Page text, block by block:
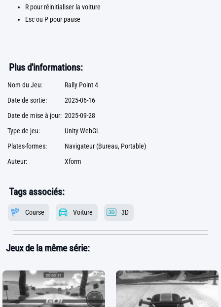
R pour réinitialiser la voiture
Esc ou P pour pause
Plus d'informations:
Nom du Jeu:
Rally Point 4
Date de sortie:
2025-06-16
Date de mise à jour: 2025-09-28
Type de jeu:
Unity WebGL
Plates-formes:
Navigateur (Bureau, Portable)
Auteur:
Xform
Tags associés:
Course Voiture 3D
Jeux de la même série: